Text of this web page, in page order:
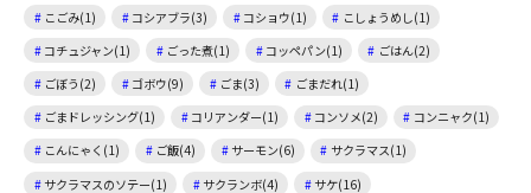
こごみ(1)
コシアブラ(3) コショウ(1)
こしょうめし(1)
コチュジャン(1)
ごった煮(1) コッペパン(1)
ごはん(2)
ごぼう(2)
ゴボウ(9) ごま(3)
ごまだれ(1)
ごまドレッシング(1)
コリアンダー(1) コンソメ(2)
コンニャク(1)
こんにゃく(1)
ご飯(4) サーモン(6)
サクラマス(1)
サクラマスのソテー(1)
サクランボ(4)
サケ(16)